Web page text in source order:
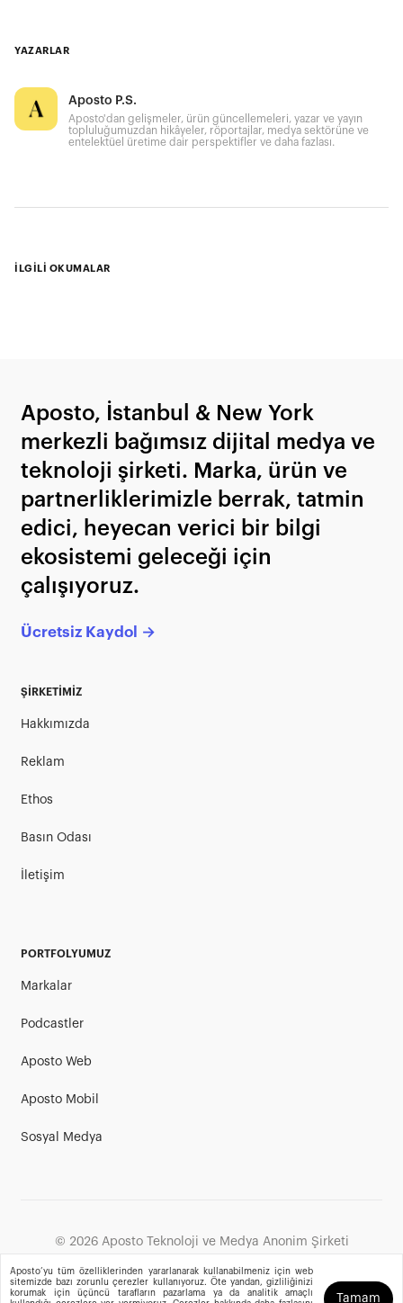
YAZARLAR
Aposto P.S.
Aposto'dan gelişmeler, ürün güncellemeleri, yazar ve yayın
topluluğumuzdan hikâyeler, röportajlar, medya sektörüne ve
entelektüel üretime dair perspektifler ve daha fazlası.
İLGİLİ OKUMALAR
Aposto, İstanbul & New York
merkezli bağımsız dijital medya ve
teknoloji şirketi. Marka, ürün ve
partnerliklerimizle berrak, tatmin
edici, heyecan verici bir bilgi
ekosistemi geleceği için
çalışıyoruz.
Ücretsiz Kaydol →
ŞİRKETİMİZ
Hakkımızda
Reklam
Ethos
Basın Odası
İletişim
PORTFOLYUMUZ
Markalar
Podcastler
Aposto Web
Aposto Mobil
Sosyal Medya
© 2026Aposto Teknoloji ve Medya Anonim Şirketi
Aposto’yu tüm özelliklerinden yararlanarak kullanabilmeniz için web
sitemizde bazı zorunlu çerezler kullanıyoruz. Öte yandan, gizliliğinizi
korumak için üçüncü tarafların pazarlama ya da analitik amaçlı
Tamam